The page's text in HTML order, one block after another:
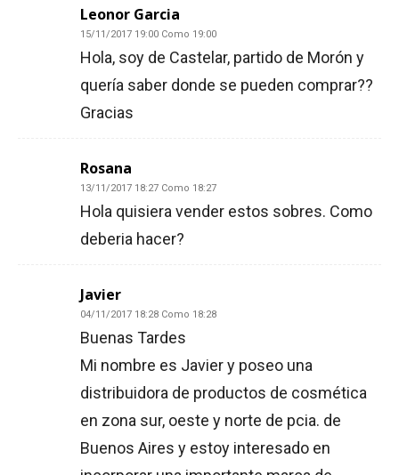
Leonor Garcia
15/11/2017 19:00 Como 19:00
Hola, soy de Castelar, partido de Morón y
quería saber donde se pueden comprar??
Gracias
Rosana
13/11/2017 18:27 Como 18:27
Hola quisiera vender estos sobres. Como
deberia hacer?
Javier
04/11/2017 18:28 Como 18:28
Buenas Tardes
Mi nombre es Javier y poseo una
distribuidora de productos de cosmética
en zona sur, oeste y norte de pcia. de
Buenos Aires y estoy interesado en